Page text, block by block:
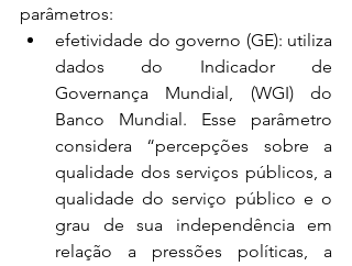
parâmetros:
efetividade do governo (GE): utiliza
dados do Indicador de
Governança Mundial, (WGI) do
Banco Mundial. Esse parâmetro
considera “percepções sobre a
qualidade dos serviços públicos, a
qualidade do serviço público e o
grau de sua independência em
relação a pressões políticas, a